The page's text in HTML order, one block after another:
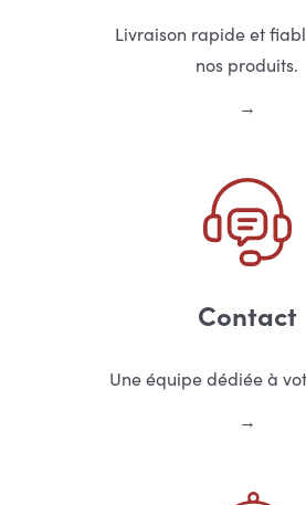
Livraison rapide et
nos produits.
Contact
Une équipe dédiée à